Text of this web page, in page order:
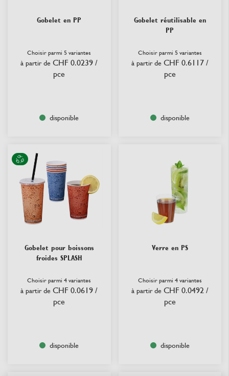
Gobelet en PP
Choisir parmi 5 variantes
à partir de CHF 0.0239 /
pce
disponible
Gobelet réutilisable en
PP
Choisir parmi 5 variantes
à partir de CHF 0.6117 /
pce
disponible
Gobelet pour boissons
froides SPLASH
Choisir parmi 4 variantes
à partir de CHF 0.0619 /
pce
disponible
Verre en PS
Choisir parmi 4 variantes
à partir de CHF 0.0492 /
pce
disponible